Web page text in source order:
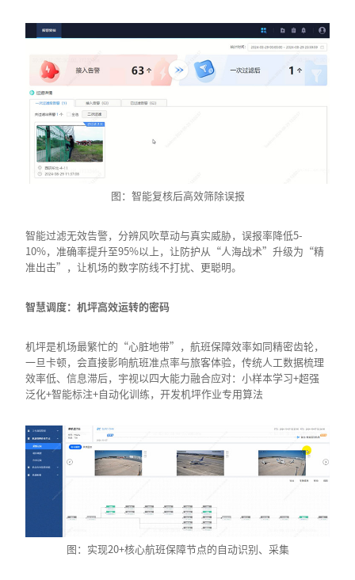
图：智能复核后高效筛除误报
智能过滤无效告警，分辨风吹草动与真实威胁，误报率降低5-
10%，准确率提升至95%以上，让防护从“人海战术”升级为“精
准出击”，让机场的数字防线不打扰、更聪明。
智慧调度：机坪高效运转的密码
机坪是机场最繁忙的“心脏地带”，航班保障效率如同精密齿轮，
一旦卡顿，会直接影响航班准点率与旅客体验，传统人工数据梳理
效率低、信息滞后，宇视以四大能力融合应对：小样本学习+超强
泛化+智能标注+自动化训练，开发机坪作业专用算法
图：实现20+核心航班保障节点的自动识别、采集